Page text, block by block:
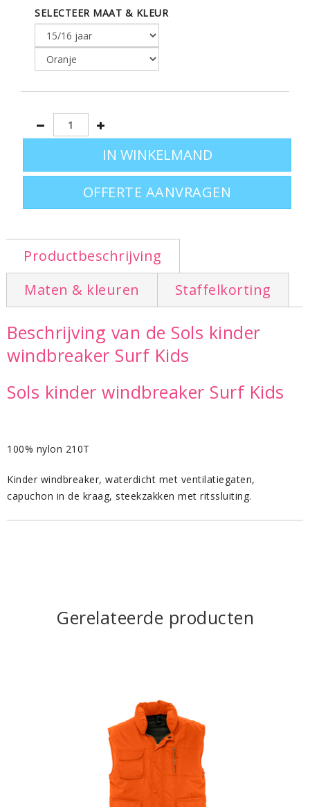
SELECTEER MAAT & KLEUR
OFFERTE AANVRAGEN
Productbeschrijving
Maten & kleuren
Staffelkorting
Beschrijving van de Sols kinder
windbreaker Surf Kids
Sols kinder windbreaker Surf Kids
100% nylon 210T
Kinder windbreaker, waterdicht met ventilatiegaten,
capuchon in de kraag, steekzakken met ritssluiting.
Gerelateerde producten